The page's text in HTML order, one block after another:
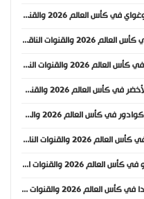
موعد مباراة السعودية وأوروغواي في كأس العالم 2026 والقنوات الناقلة
موعد مباراة بلجيكا ومصر في كأس العالم 2026 والقنوات الناقلة
موعد مباراة السويد وتونس في كأس العالم 2026 والقنوات الناقلة
موعد مباراة إسبانيا والرأس الأخضر في كأس العالم 2026 والقنوات الناقلة
موعد مباراة ساحل العاج والإكوادور في كأس العالم 2026 والقنوات الناقلة
موعد مباراة أستراليا وتركيا في كأس العالم 2026 والقنوات الناقلة
موعد مباراة ألمانيا وكوراساو في كأس العالم 2026 والقنوات الناقلة
موعد مباراة هايتي واسكتلندا في كأس العالم 2026 والقنوات الناقلة